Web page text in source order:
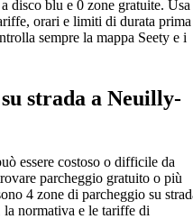
disco blu e 0 zone gratuite. Usa
orari e limiti di durata prima
sempre la mappa Seety e i
strada a Neuilly-
essere costoso o difficile da
parcheggio gratuito o più
4 zone di parcheggio su
normativa e le tariffe di